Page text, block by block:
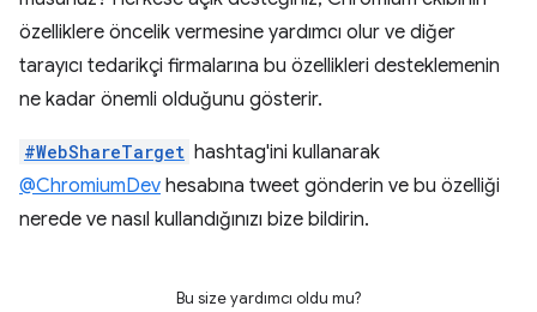
özelliklere öncelik vermesine yardımcı olur ve diğer
tarayıcı tedarikçi firmalarına bu özellikleri desteklemenin
ne kadar önemli olduğunu gösterir.
#WebShareTarget hashtag'ini kullanarak
@ChromiumDev hesabına tweet gönderin ve bu özelliği
nerede ve nasıl kullandığınızı bize bildirin.
Bu size yardımcı oldu mu?